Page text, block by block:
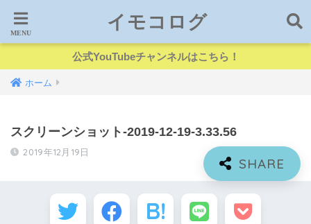
イモコログ
公式YouTubeチャンネルはこちら！
ホーム
スクリーンショット-2019-12-19-3.33.56
2019年12月19日